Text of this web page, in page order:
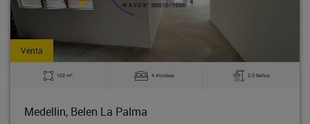
Venta
102 m2 4 Alcobas 2.0 Baños
Medellin, Belen La Palma